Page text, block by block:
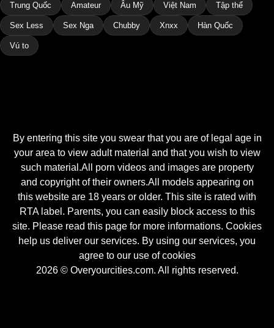
Trung Quốc Amateur Âu Mỹ Việt Nam Tập thể
Sex Less Sex Nga Chubby Xnxx Hàn Quốc
Vú to
By entering this site you swear that you are of legal age in
your area to view adult material and that you wish to view
such material.All porn videos and images are property
and copyright of their owners.All models appearing on
this website are 18 years or older. This site is rated with
RTA label. Parents, you can easily block access to this
site. Please read this page for more informations. Cookies
help us deliver our services. By using our services, you
agree to our use of cookies
2026 © Overyourcities.com. All rights reserved.